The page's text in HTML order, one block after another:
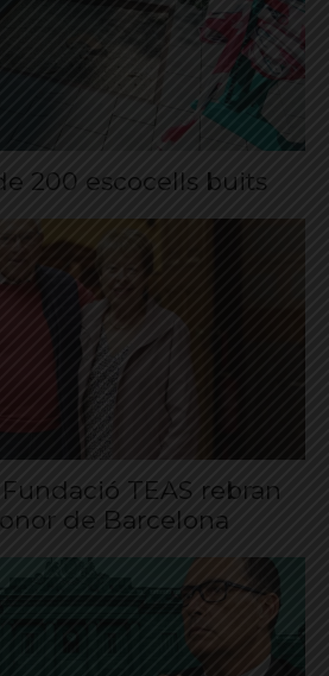
200 escocells buits
TEAS rebran
de Barcelona